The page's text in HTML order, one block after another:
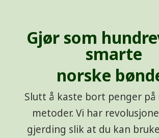
Gjør som
smarte
norske
Slutt å kaste bort penger
metoder. Vi har
gjerding slik at du kan